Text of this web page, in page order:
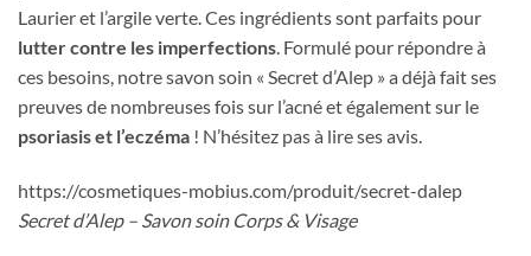
Laurier et l’argile verte. Ces ingrédients sont parfaits pour
lutter contre les imperfections. Formulé pour répondre à
ces besoins, notre savon soin « Secret d’Alep » a déjà fait ses
preuves de nombreuses fois sur l’acné et également sur le
psoriasis et l’eczéma ! N’hésitez pas à lire ses avis.
https://cosmetiques-mobius.com/produit/secret-dalep
Secret d’Alep – Savon soin Corps & Visage